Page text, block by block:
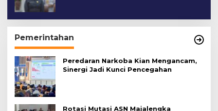
Pemerintahan
Peredaran Narkoba Kian Mengancam,
Sinergi Jadi Kunci Pencegahan
Rotasi Mutasi ASN Majalengka